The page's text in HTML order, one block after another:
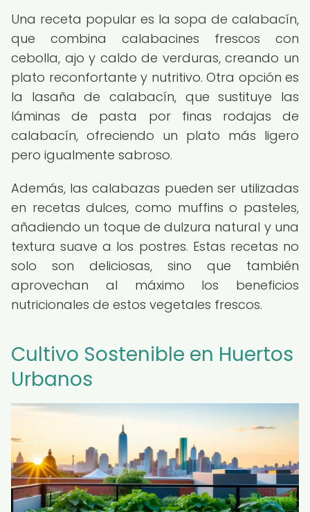
Una receta popular es la sopa de calabacín,
que combina calabacines frescos con
cebolla, ajo y caldo de verduras, creando un
plato reconfortante y nutritivo. Otra opción es
la lasaña de calabacín, que sustituye las
láminas de pasta por finas rodajas de
calabacín, ofreciendo un plato más ligero
pero igualmente sabroso.
Además, las calabazas pueden ser utilizadas
en recetas dulces, como muffins o pasteles,
añadiendo un toque de dulzura natural y una
textura suave a los postres. Estas recetas no
solo son deliciosas, sino que también
aprovechan al máximo los beneficios
nutricionales de estos vegetales frescos.
Cultivo Sostenible en Huertos
Urbanos